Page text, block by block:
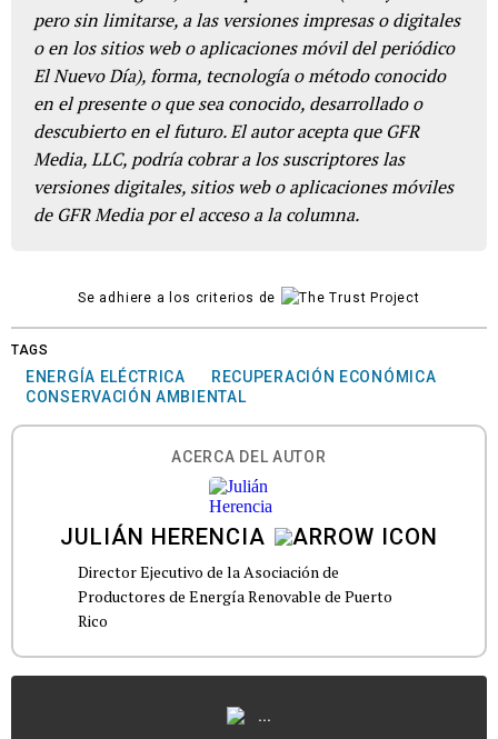
pero sin limitarse, a las versiones impresas o digitales
o en los sitios web o aplicaciones móvil del periódico
El Nuevo Día), forma, tecnología o método conocido
en el presente o que sea conocido, desarrollado o
descubierto en el futuro. El autor acepta que GFR
Media, LLC, podría cobrar a los suscriptores las
versiones digitales, sitios web o aplicaciones móviles
de GFR Media por el acceso a la columna.
Se adhiere a los criterios de
TAGS
ENERGÍA ELÉCTRICA
RECUPERACIÓN ECONÓMICA
CONSERVACIÓN AMBIENTAL
ACERCA DEL AUTOR
JULIÁN HERENCIA
Director Ejecutivo de la Asociación de
Productores de Energía Renovable de Puerto
Rico
...